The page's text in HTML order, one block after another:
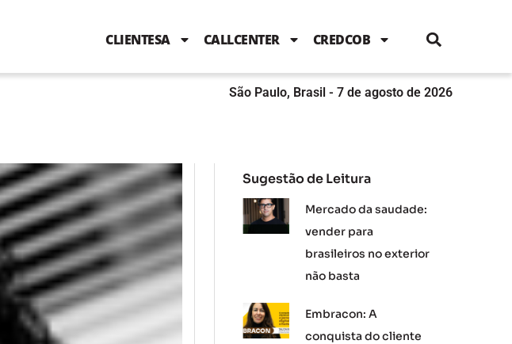
b
o
k
t
e
b
n
g
a
m
CLIENTESA CALLCENTER CREDCOB
São Paulo, Brasil - 7 de agosto de 2026
Sugestão de Leitura
Mercado da saudade:
vender para
brasileiros no exterior
não basta
Embracon: A
conquista do cliente